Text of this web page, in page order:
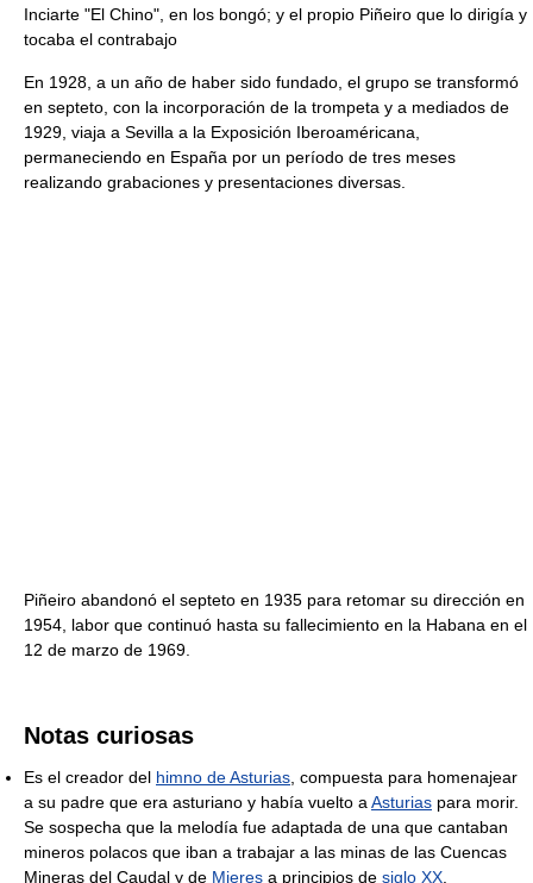
Inciarte "El Chino", en los bongó; y el propio Piñeiro que lo dirigía y
tocaba el contrabajo
En 1928, a un año de haber sido fundado, el grupo se transformó
en septeto, con la incorporación de la trompeta y a mediados de
1929, viaja a Sevilla a la Exposición Iberoaméricana,
permaneciendo en España por un período de tres meses
realizando grabaciones y presentaciones diversas.
Piñeiro abandonó el septeto en 1935 para retomar su dirección en
1954, labor que continuó hasta su fallecimiento en la Habana en el
12 de marzo de 1969.
Notas curiosas
Es el creador del himno de Asturias , compuesta para homenajear
a su padre que era asturiano y había vuelto a Asturias para morir.
Se sospecha que la melodía fue adaptada de una que cantaban
mineros polacos que iban a trabajar a las minas de las Cuencas
Mineras del Caudal y de Mieres a principios de siglo XX